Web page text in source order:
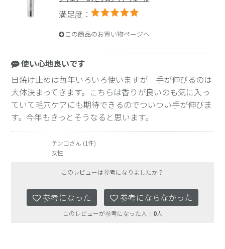
満足度：
この商品のお買い物ページへ
使い心地良いです
日焼け止めは毎年いろいろ使いますが 手が伸びるのは
大体決まってきます。こちらは香りが良いのも気に入っ
ていて毛穴ケアにも期待できるのでついつい手が伸びま
す。今年もきっとそうなると思います。
テンコさん (1件)
女性
このレビューは参考になりましたか？
参考になった 参考にならなかった
このレビューが参考になった人： 0人